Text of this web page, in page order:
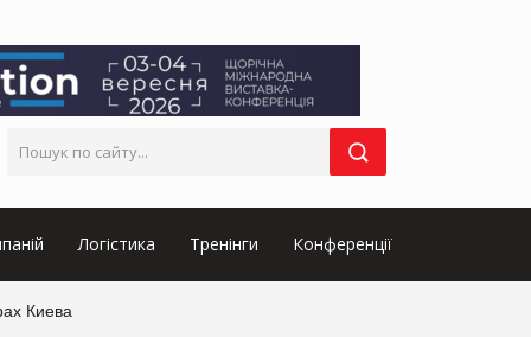
Логістика Тренінги Конференції
Киева